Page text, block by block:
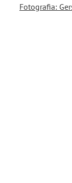
Fotografia: